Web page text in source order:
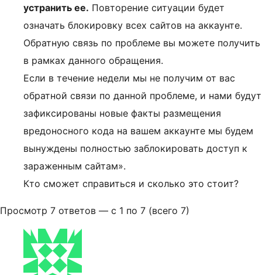
устранить ее. Повторение ситуации будет
означать блокировку всех сайтов на аккаунте.
Обратную связь по проблеме вы можете получить
в рамках данного обращения.
Если в течение недели мы не получим от вас
обратной связи по данной проблеме, и нами будут
зафиксированы новые факты размещения
вредоносного кода на вашем аккаунте мы будем
вынуждены полностью заблокировать доступ к
зараженным сайтам».
Кто сможет справиться и сколько это стоит?
Просмотр 7 ответов — с 1 по 7 (всего 7)